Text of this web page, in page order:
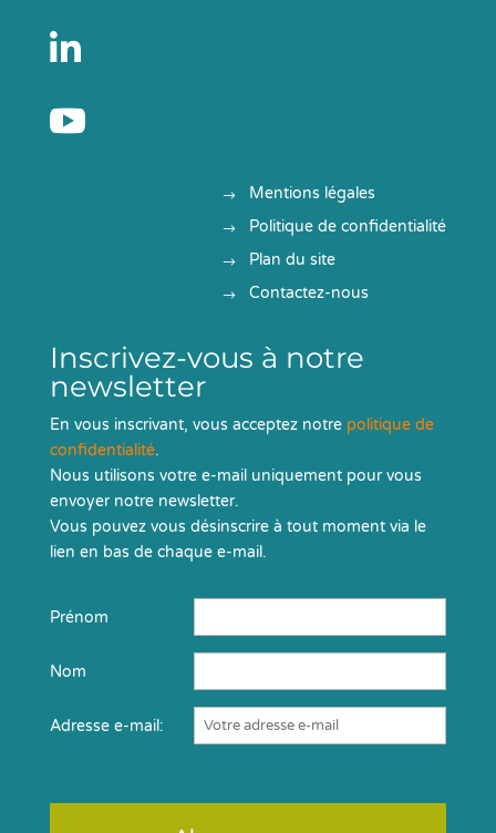


Mentions légales
Politique de confidentialité
Plan du site
Contactez-nous
Inscrivez-vous à notre
newsletter
En vous inscrivant, vous acceptez notre politique de
confidentialité.
Nous utilisons votre e-mail uniquement pour vous
envoyer notre newsletter.
Vous pouvez vous désinscrire à tout moment via le
lien en bas de chaque e-mail.
Prénom
Nom
Adresse e-mail: